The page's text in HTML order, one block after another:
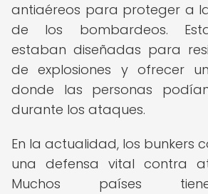
antiaéreos para proteger a
de los bombardeos.
estaban diseñadas para
de explosiones y ofrecer
donde las personas
durante los ataques.
En la actualidad, los bunkers
una defensa vital contra
Muchos países